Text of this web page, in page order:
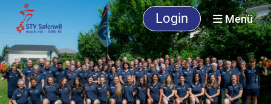
Login Menü